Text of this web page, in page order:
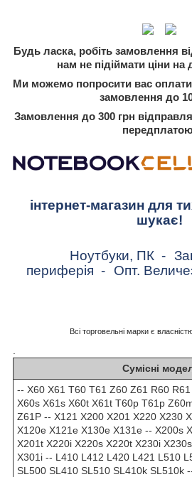
Будь ласка, робіть замовлення
нам не підіймати ціни на
Ми можемо попросити вас
замовлення до
Замовлення до 300 грн
інтернет-магазин для
шукає!
Ноутбуки, ПК -
периферія - Опт.
Всі торговельні марки є
Сумісні
-- X60 X61 T60 T61 Z60 Z61 R60
X60s X61s X60t X61t T60p T61p
Z61P -- X121 X200 X201 X220 X230
X120e X121e X130e X131e -- X200s
X201t X220i X220s X220t X230i
X301i -- L410 L412 L420 L421 L510
SL500 SL410 SL510 SL410k SL510k